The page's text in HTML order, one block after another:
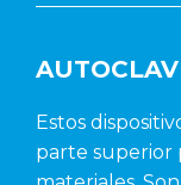
Estos
parte superior